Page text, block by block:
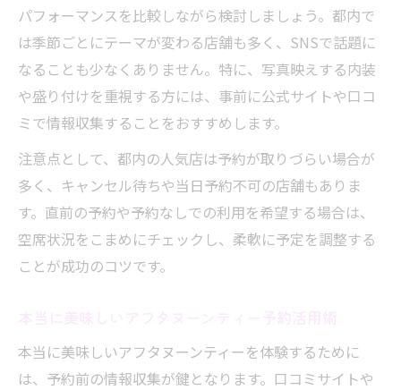
パフォーマンスを比較しながら検討しましょう。都内で
は季節ごとにテーマが変わる店舗も多く、SNSで話題に
なることも少なくありません。特に、写真映えする内装
や盛り付けを重視する方には、事前に公式サイトや口コ
ミで情報収集することをおすすめします。
注意点として、都内の人気店は予約が取りづらい場合が
多く、キャンセル待ちや当日予約不可の店舗もありま
す。直前の予約や予約なしでの利用を希望する場合は、
空席状況をこまめにチェックし、柔軟に予定を調整する
ことが成功のコツです。
本当に美味しいアフタヌーンティーを体験するために
は、予約前の情報収集が鍵となります。口コミサイトや